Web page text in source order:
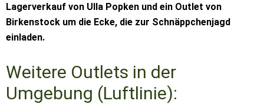
Lagerverkauf von Ulla Popken und ein Outlet von
Birkenstock um die Ecke, die zur Schnäppchenjagd
einladen.
Weitere Outlets in der
Umgebung (Luftlinie):